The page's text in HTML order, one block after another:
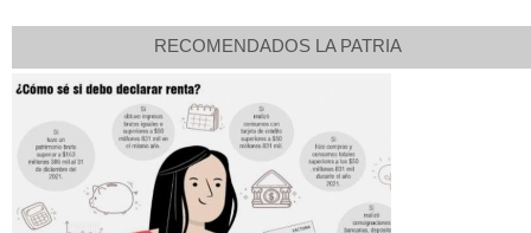
RECOMENDADOS LA PATRIA